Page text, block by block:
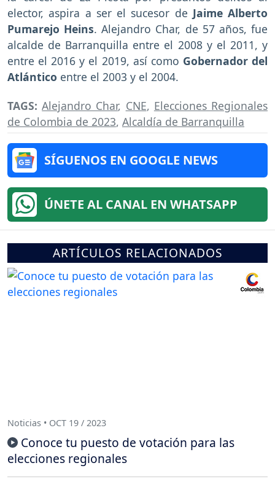
elector, aspira a ser el sucesor de Jaime Alberto
Pumarejo Heins. Alejandro Char, de 57 años, fue
alcalde de Barranquilla entre el 2008 y el 2011, y
entre el 2016 y el 2019, así como Gobernador del
Atlántico entre el 2003 y el 2004.
TAGS:Alejandro Char, CNE, Elecciones Regionales
de Colombia de 2023, Alcaldía de Barranquilla
SÍGUENOS EN GOOGLE NEWS
ÚNETE AL CANAL EN WHATSAPP
ARTÍCULOS RELACIONADOS
Noticias • OCT 19 / 2023
Conoce tu puesto de votación para las
elecciones regionales